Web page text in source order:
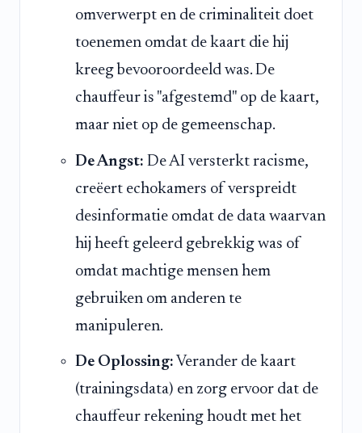
omverwerpt en de criminaliteit doet
toenemen omdat de kaart die hij
kreeg bevooroordeeld was. De
chauffeur is "afgestemd" op de kaart,
maar niet op de gemeenschap.
De Angst: De AI versterkt racisme,
creëert echokamers of verspreidt
desinformatie omdat de data waarvan
hij heeft geleerd gebrekkig was of
omdat machtige mensen hem
gebruiken om anderen te
manipuleren.
De Oplossing: Verander de kaart
(trainingsdata) en zorg ervoor dat de
chauffeur rekening houdt met het